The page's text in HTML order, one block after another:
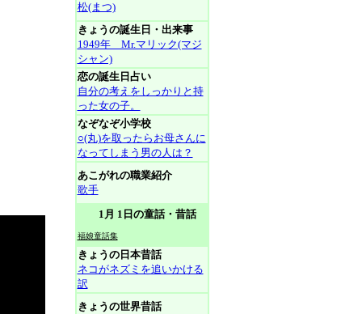
松(まつ)
きょうの誕生日・出来事
1949年 Mr.マリック(マジ
シャン)
恋の誕生日占い
自分の考えをしっかりと持
った女の子。
なぞなぞ小学校
○(丸)を取ったらお母さんに
なってしまう男の人は？
あこがれの職業紹介
歌手
1月 1日の童話・昔話
福娘童話集
きょうの日本昔話
ネコがネズミを追いかける
訳
きょうの世界昔話